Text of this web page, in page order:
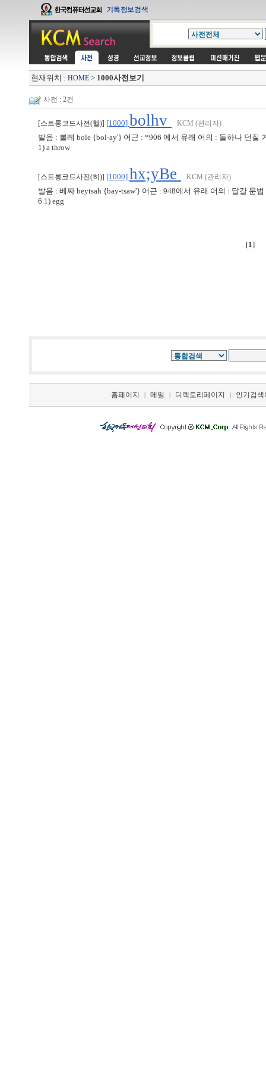
현재위치 : HOME > 1000사전보기
사전 : 2건
[스트롱코드사전(헬)] [1000] bolhv KCM (관리자)
발음 : 볼레 bole {bol-ay'} 어근 : *906 에서 유래 어의 : 돌하나 던질
1) a throw
[스트롱코드사전(히)] [1000] hx;yBe KCM (관리자)
발음 : 베짜 beytsah {bay-tsaw'} 어근 : 948에서 유래 어의 : 달걀 문
6 1) egg
[1]
홈페이지 | 메일 | 디렉토리페이지 | 인기검색